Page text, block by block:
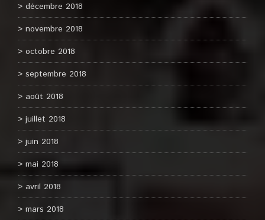
décembre 2018
novembre 2018
octobre 2018
septembre 2018
août 2018
juillet 2018
juin 2018
mai 2018
avril 2018
mars 2018